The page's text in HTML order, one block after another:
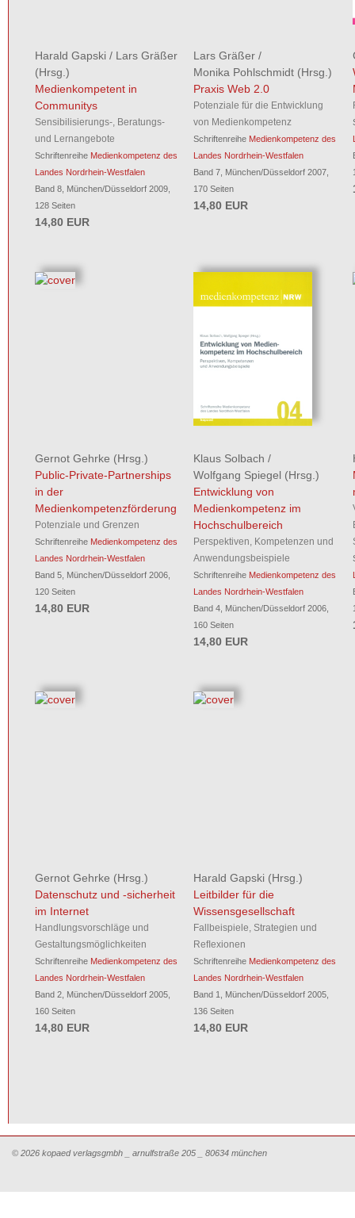
Harald Gapski / Lars Gräßer
(Hrsg.)
Medienkompetent in
Communitys
Sensibilisierungs-, Beratungs-
und Lernangebote
Schriftenreihe Medienkompetenz des
Landes Nordrhein-Westfalen
Band 8, München/Düsseldorf 2009,
128 Seiten
14,80 EUR
Lars Gräßer /
Monika Pohlschmidt (Hrsg.)
Praxis Web 2.0
Potenziale für die Entwicklung
von Medienkompetenz
Schriftenreihe Medienkompetenz des
Landes Nordrhein-Westfalen
Band 7, München/Düsseldorf 2007,
170 Seiten
14,80 EUR
Gernot Gehrke (Hrsg.)
Public-Private-Partnerships
in der
Medienkompetenzförderung
Potenziale und Grenzen
Schriftenreihe Medienkompetenz des
Landes Nordrhein-Westfalen
Band 5, München/Düsseldorf 2006,
120 Seiten
14,80 EUR
Klaus Solbach /
Wolfgang Spiegel (Hrsg.)
Entwicklung von
Medienkompetenz im
Hochschulbereich
Perspektiven, Kompetenzen und
Anwendungsbeispiele
Schriftenreihe Medienkompetenz des
Landes Nordrhein-Westfalen
Band 4, München/Düsseldorf 2006,
160 Seiten
14,80 EUR
Gernot Gehrke (Hrsg.)
Datenschutz und -sicherheit
im Internet
Handlungsvorschläge und
Gestaltungsmöglichkeiten
Schriftenreihe Medienkompetenz des
Landes Nordrhein-Westfalen
Band 2, München/Düsseldorf 2005,
160 Seiten
14,80 EUR
Harald Gapski (Hrsg.)
Leitbilder für die
Wissensgesellschaft
Fallbeispiele, Strategien und
Reﬂexionen
Schriftenreihe Medienkompetenz des
Landes Nordrhein-Westfalen
Band 1, München/Düsseldorf 2005,
136 Seiten
14,80 EUR
© 2026 kopaed verlagsgmbh _ arnulfstraße 205 _ 80634 münchen